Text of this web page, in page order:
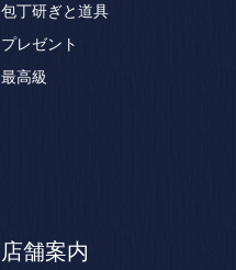
包丁研ぎと道具
プレゼント
最高級
店舗案内